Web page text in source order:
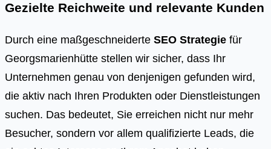
Gezielte Reichweite und relevante Kunden
Durch eine maßgeschneiderte SEO Strategie für
Georgsmarienhütte stellen wir sicher, dass Ihr
Unternehmen genau von denjenigen gefunden wird,
die aktiv nach Ihren Produkten oder Dienstleistungen
suchen. Das bedeutet, Sie erreichen nicht nur mehr
Besucher, sondern vor allem qualifizierte Leads, die